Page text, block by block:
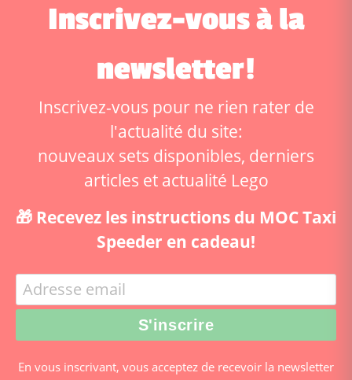
Inscrivez-vous à la
newsletter!
Inscrivez-vous pour ne rien rater de
l'actualité du site:
nouveaux sets disponibles, derniers
articles et actualité Lego
🎁 Recevez les instructions du MOC Taxi
Speeder en cadeau!
En vous inscrivant, vous acceptez de recevoir la newsletter